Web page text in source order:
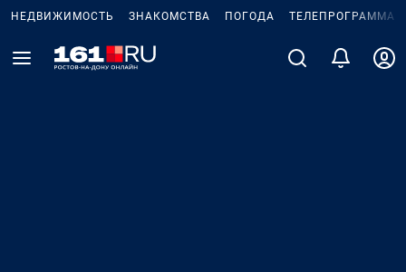
НЕДВИЖИМОСТЬ ЗНАКОМСТВА ПОГОДА ТЕЛЕПРОГРАММА